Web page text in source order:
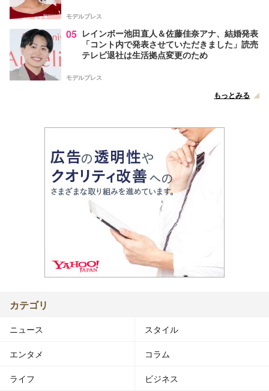
モデルプレス
05 レインボー池田直人＆佐藤佳奈アナ、結婚発表
「コント内で発表させていただきました」読売
テレビ退社は生活拠点変更のため
モデルプレス
もっとみる
カテゴリ
ニュース スタイル
エンタメ コラム
ライフ ビジネス